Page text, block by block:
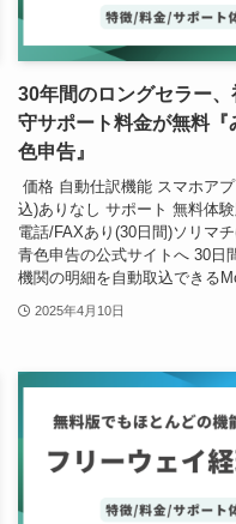
30年間のロングセラー
守サポート料金が無料『
色申告』
価格 自動仕訳機能 スマホア
込)ありなし サポート 無料体
電話/FAXあり(30日間)ソリマ
青色申告の公式サイトへ 30日
機関の明細を自動取込できる
2025年4月10日